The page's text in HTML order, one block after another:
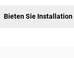
Bieten Sie Installation